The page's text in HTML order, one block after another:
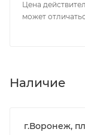
Цена
может
Наличие
г.Воронеж,